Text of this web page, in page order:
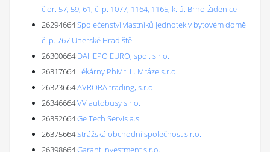
č.or. 57, 59, 61, č. p. 1077, 1164, 1165, k. ú. Brno-Židenice
26294664Společenství vlastníků jednotek v bytovém domě
č. p. 767 Uherské Hradiště
26300664 DAHEPO EURO, spol. s r.o.
26317664 Lékárny PhMr. L. Mráze s.r.o.
26323664AVRORA trading, s.r.o.
26346664VV autobusy s.r.o.
26352664Ge Tech Servis a.s.
26375664Strážská obchodní společnost s.r.o.
26398664Garant Investment s.r.o.